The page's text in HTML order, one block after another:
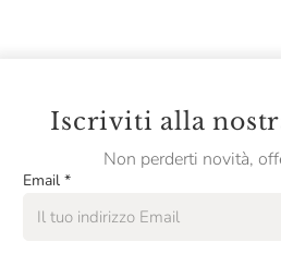
Iscriviti alla
Non perderti novità,
Email *